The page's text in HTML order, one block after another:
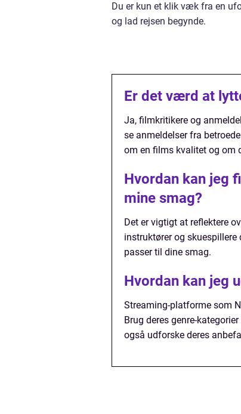
Du er kun et klik væk fra en
og lad rejsen begynde.
Er det værd at
Ja, filmkritikere og
se anmeldelser fra
om en films kvalitet og om
Hvordan kan jeg
mine smag?
Det er vigtigt at reflektere
instruktører og
passer til dine smag.
Hvordan kan jeg
Streaming-platforme som
Brug deres genre-
også udforske deres